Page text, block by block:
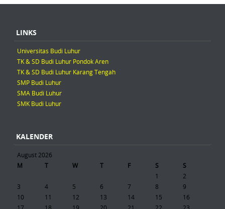
LINKS
Universitas Budi Luhur
TK & SD Budi Luhur Pondok Aren
TK & SD Budi Luhur Karang Tengah
SMP Budi Luhur
SMA Budi Luhur
SMK Budi Luhur
KALENDER
August 2026
M
T W T F S
S
1
2
3
4 5 6 7 8
9
10
11 12 13 14 15
16
17
18 19 20 21 22 23